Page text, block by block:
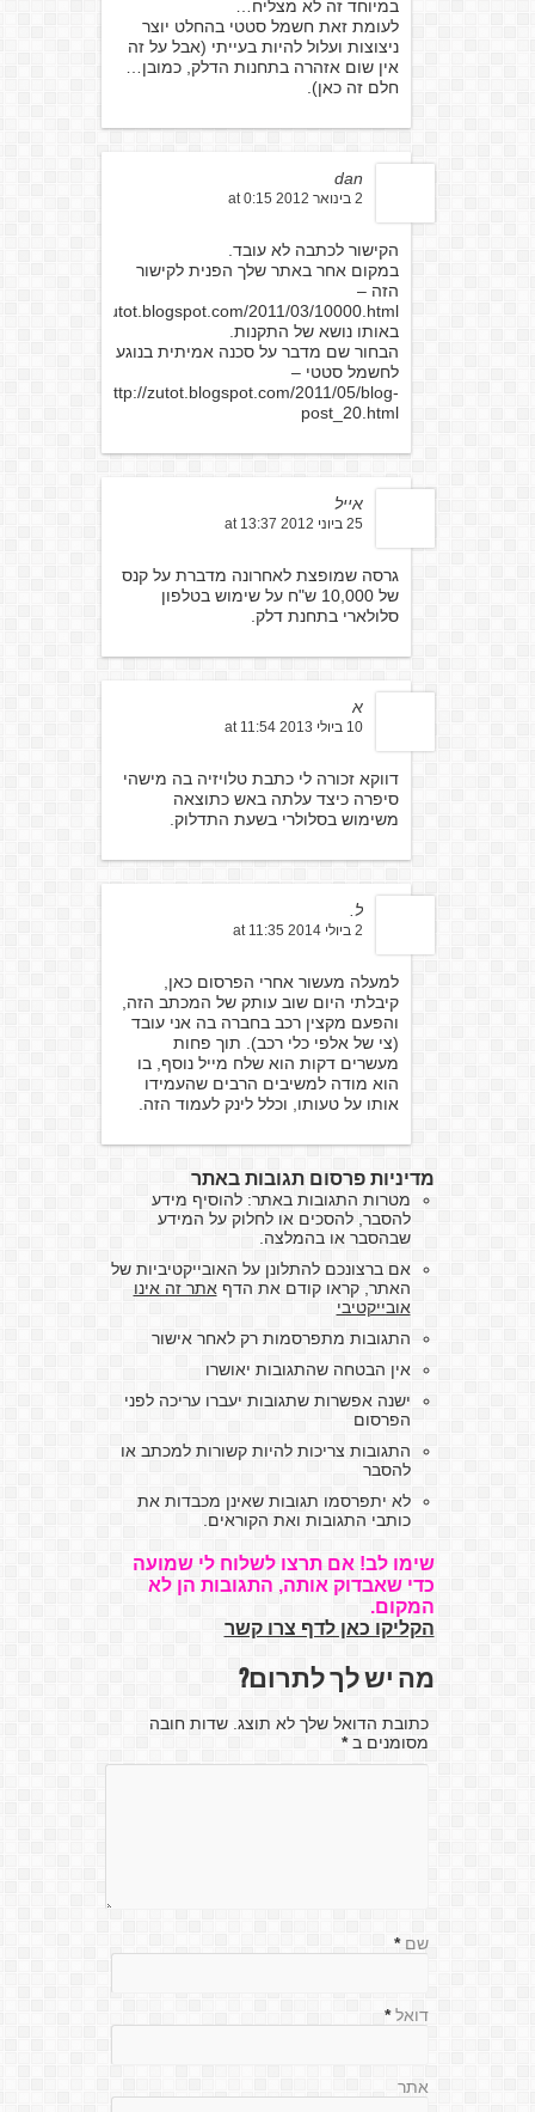
במיוחד זה לא מצליח…
לעומת זאת חשמל סטטי בהחלט יוצר
ניצוצות ועלול להיות בעייתי (אבל על זה
אין שום אזהרה בתחנות הדלק, כמובן…
חלם זה כאן).
dan
2 בינואר 2012 at 0:15
הקישור לכתבה לא עובד.
במקום אחר באתר שלך הפנית לקישור
הזה –
http://zutot.blogspot.com/2011/03/10000.html
באותו נושא של התקנות.
הבחור שם מדבר על סכנה אמיתית בנוגע
לחשמל סטטי –
http://zutot.blogspot.com/2011/05/blog-
post_20.html
אייל
25 ביוני 2012 at 13:37
גרסה שמופצת לאחרונה מדברת על קנס
של 10,000 ש"ח על שימוש בטלפון
סלולארי בתחנת דלק.
א
10 ביולי 2013 at 11:54
דווקא זכורה לי כתבת טלויזיה בה מישהי
סיפרה כיצד עלתה באש כתוצאה
משימוש בסלולרי בשעת התדלוק.
ל.
2 ביולי 2014 at 11:35
למעלה מעשור אחרי הפרסום כאן,
קיבלתי היום שוב עותק של המכתב הזה,
והפעם מקצין רכב בחברה בה אני עובד
(צי של אלפי כלי רכב). תוך פחות
מעשרים דקות הוא שלח מייל נוסף, בו
הוא מודה למשיבים הרבים שהעמידו
אותו על טעותו, וכלל לינק לעמוד הזה.
מדיניות פרסום תגובות באתר
מטרות התגובות באתר: להוסיף מידע
להסבר, להסכים או לחלוק על המידע
שבהסבר או בהמלצה.
אם ברצונכם להתלונן על האובייקטיביות של
האתר, קראו קודם את הדףאתר זה אינו
אובייקטיבי
התגובות מתפרסמות רק לאחר אישור
אין הבטחה שהתגובות יאושרו
ישנה אפשרות שתגובות יעברו עריכה לפני
הפרסום
התגובות צריכות להיות קשורות למכתב או
להסבר
לא יתפרסמו תגובות שאינן מכבדות את
כותבי התגובות ואת הקוראים.
שימו לב! אם תרצו לשלוח לי שמועה
כדי שאבדוק אותה, התגובות הן לא
המקום.
הקליקו כאן לדף צרו קשר
מה יש לך לתרום?
כתובת הדואל שלך לא תוצג. שדות חובה
מסומנים ב*
שם *
דואל *
אתר